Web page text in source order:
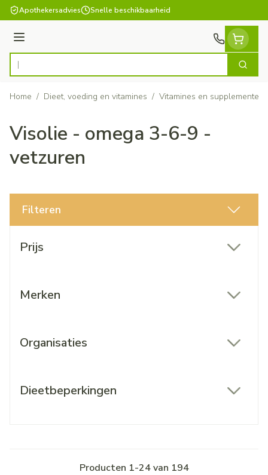
Ga naar de inhoud
Apothekersadvies Snelle beschikbaarheid
Menu
Product, merk, categorie... Zoek
Home / Dieet, voeding en vitamines / Vitamines en supplementen
Visolie - omega 3-6-9 -
vetzuren
Filteren
Prijs
Merken
Organisaties
Dieetbeperkingen
Producten 1-24van 194